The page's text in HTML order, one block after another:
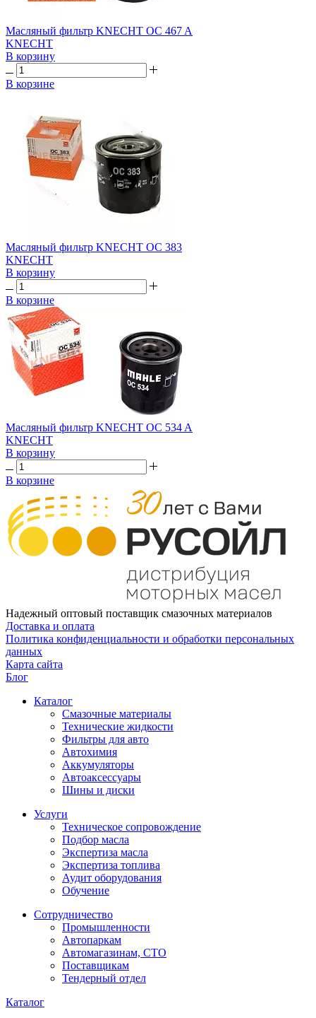
Масляный фильтр KNECHT OC 467 A
KNECHT
В корзину
В корзине
Масляный фильтр KNECHT OC 383
KNECHT
В корзину
В корзине
Масляный фильтр KNECHT OC 534 A
KNECHT
В корзину
В корзине
Надежный оптовый поставщик смазочных материалов
Доставка и оплата
Политика конфиденциальности и обработки персональных
данных
Карта сайта
Блог
Каталог
Смазочные материалы
Технические жидкости
Фильтры для авто
Автохимия
Аккумуляторы
Автоаксессуары
Шины и диски
Услуги
Техническое сопровождение
Подбор масла
Экспертиза масла
Экспертиза топлива
Аудит оборудования
Обучение
Сотрудничество
Промышленности
Автопаркам
Автомагазинам, СТО
Поставщикам
Тендерный отдел
Каталог